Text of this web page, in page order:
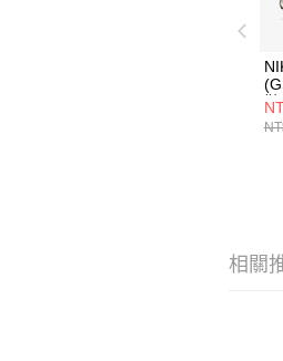
相關